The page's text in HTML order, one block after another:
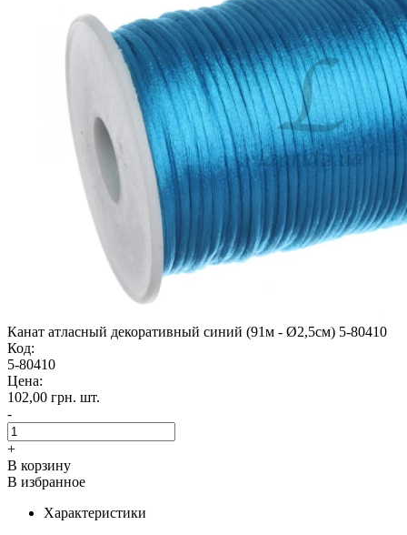
Канат атласный декоративный синий (91м - Ø2,5см) 5-80410
Код:
5-80410
Цена:
102,00 грн. шт.
-
+
В корзину
В избранное
Характеристики